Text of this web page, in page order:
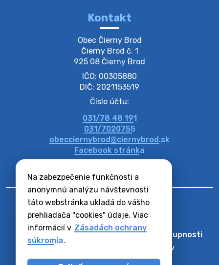
Na zabezpečenie funkčnosti a
anonymnú analýzu návštevnosti
táto webstránka ukladá do vášho
prehliadača "cookies" údaje. Viac
informácií v Zásadách ochrany
súkromia .
Kontakt
Obec Čierny Brod
Čierny Brod č. 1
925 08 Čierny Brod
IČO: 00305880
DIČ: 2021153519
Číslo účtu:
031/78 48 191
031/7020755
obecciernybrod@ciernybrod.sk
Facebook stránka
Odber RSS Mapa
Vyhlásenie o prístupnosti
Zásady ochrany osobných údajov
Nastaviť Cookies